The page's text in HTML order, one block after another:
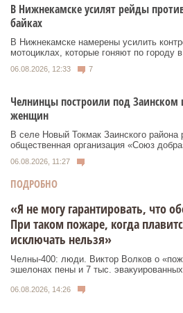
В Нижнекамске усилят рейды
байках
В Нижнекамске намерены усилить
мотоциклах, которые гоняют по городу
06.08.2026, 12:33 7
Челнинцы построили под Заинском
женщин
В селе Новый Токмак Заинского района
общественная организация «Союз
06.08.2026, 11:27
ПОДРОБНО
«Я не могу гарантировать, что
При таком пожаре, когда
исключать нельзя»
Челны-400: люди. Виктор Волков о
эшелонах пены и 7 тыс. эвакуированных.
06.08.2026, 14:26